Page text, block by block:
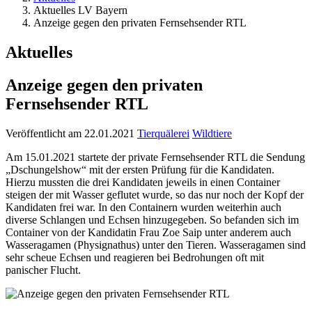
Aktuelles LV Bayern
Anzeige gegen den privaten Fernsehsender RTL
Aktuelles
Anzeige gegen den privaten
Fernsehsender RTL
Veröffentlicht am 22.01.2021 Tierquälerei Wildtiere
Am 15.01.2021 startete der private Fernsehsender RTL die Sendung
„Dschungelshow“ mit der ersten Prüfung für die Kandidaten.
Hierzu mussten die drei Kandidaten jeweils in einen Container
steigen der mit Wasser geflutet wurde, so das nur noch der Kopf der
Kandidaten frei war. In den Containern wurden weiterhin auch
diverse Schlangen und Echsen hinzugegeben. So befanden sich im
Container von der Kandidatin Frau Zoe Saip unter anderem auch
Wasseragamen (Physignathus) unter den Tieren. Wasseragamen sind
sehr scheue Echsen und reagieren bei Bedrohungen oft mit
panischer Flucht.